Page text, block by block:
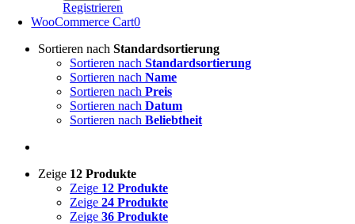
Registrieren
WooCommerce Cart0
Sortieren nach Standardsortierung
Sortieren nach Standardsortierung
Sortieren nach Name
Sortieren nach Preis
Sortieren nach Datum
Sortieren nach Beliebtheit
Zeige 12 Produkte
Zeige 12 Produkte
Zeige 24 Produkte
Zeige 36 Produkte